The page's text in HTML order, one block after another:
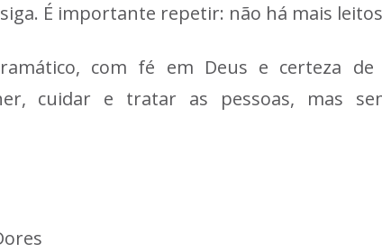
É importante repetir: não há mais
com fé em Deus e certeza
cuidar e tratar as pessoas, mas